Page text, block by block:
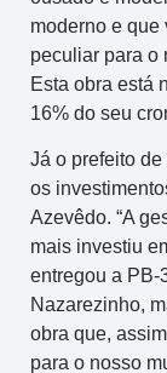
moderno e que
peculiar para o
Esta obra está
16% do seu
Já o prefeito
os
Azevêdo. “A
mais investiu
entregou a PB-
Nazarezinho,
obra que,
para o nosso